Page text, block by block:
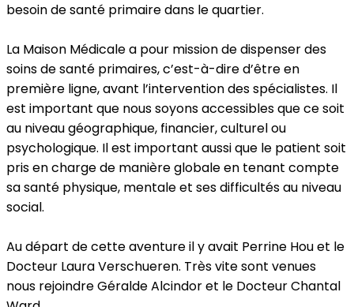
besoin de santé primaire dans le quartier.
La Maison Médicale a pour mission de dispenser des
soins de santé primaires, c’est-à-dire d’être en
première ligne, avant l’intervention des spécialistes. Il
est important que nous soyons accessibles que ce soit
au niveau géographique, financier, culturel ou
psychologique. Il est important aussi que le patient soit
pris en charge de manière globale en tenant compte
sa santé physique, mentale et ses difficultés au niveau
social.
Au départ de cette aventure il y avait Perrine Hou et le
Docteur Laura Verschueren. Très vite sont venues
nous rejoindre Géralde Alcindor et le Docteur Chantal